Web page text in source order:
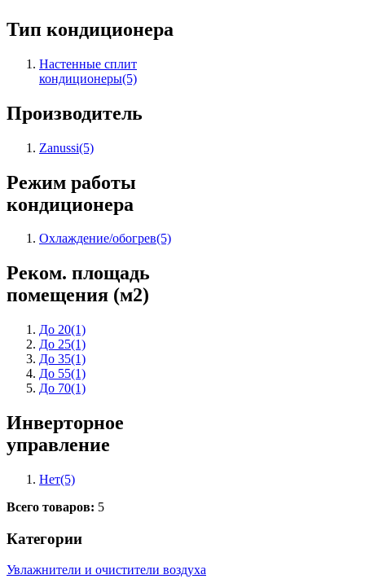
Тип кондиционера
Настенные сплит
кондиционеры(5)
Производитель
Zanussi(5)
Режим работы
кондиционера
Охлаждение/обогрев(5)
Реком. площадь
помещения (м2)
До 20(1)
До 25(1)
До 35(1)
До 55(1)
До 70(1)
Инверторное
управление
Нет(5)
Всего товаров: 5
Категории
Увлажнители и очистители воздуха